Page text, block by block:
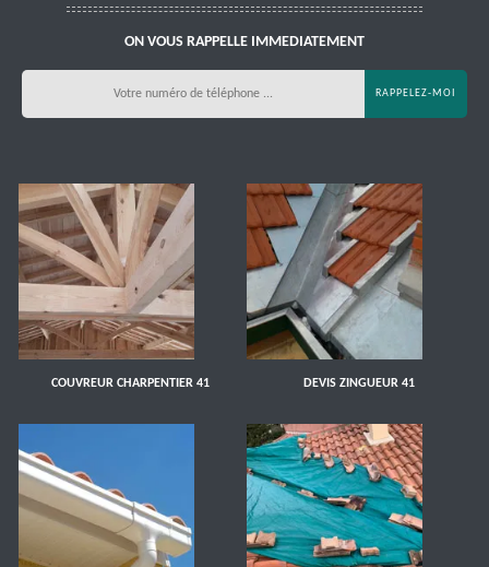
ON VOUS RAPPELLE IMMEDIATEMENT
COUVREUR CHARPENTIER 41 DEVIS ZINGUEUR 41